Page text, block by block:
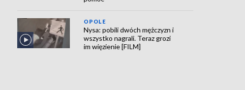
OPOLE
Nysa: pobili dwóch mężczyzn i
wszystko nagrali. Teraz grozi
im więzienie [FILM]